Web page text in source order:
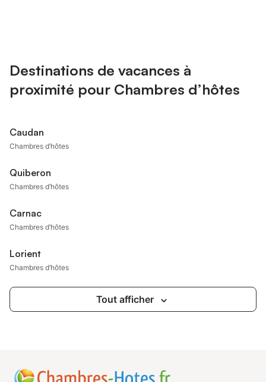
Destinations de vacances à
proximité pour Chambres d’hôtes
Caudan
Chambres d’hôtes
Quiberon
Chambres d’hôtes
Carnac
Chambres d’hôtes
Lorient
Chambres d’hôtes
Tout afficher